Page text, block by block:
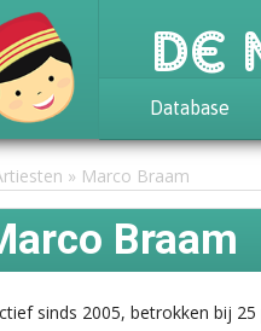
Database
Achtergrond
Awards
Statistieken
Marco Braam
Braam
sinds 2005, betrokken bij 25